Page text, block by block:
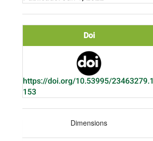
Doi
https://doi.org/10.53995/23463279.1
153
Dimensions